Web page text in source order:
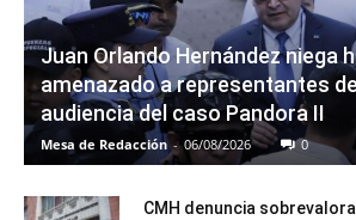
Juan Orlando Hernández niega
amenazado a representantes de
audiencia del caso Pandora II
Mesa de Redacción - 06/08/2026 0
CMH denuncia